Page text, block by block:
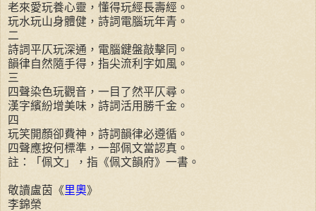
老來愛玩養心靈，懂得玩經長壽經。
玩水玩山身體健，詩詞電腦玩年青。
二
詩詞平仄玩深通，電腦鍵盤敲擊同。
韻律自然隨手得，指尖流利字如風。
三
四聲染色玩觀音，一目了然平仄尋。
漢字繽紛增美味，詩詞活用勝千金。
四
玩笑開顏卻費神，詩詞韻律必遵循。
四聲應按何標準，一部佩文當認真。
註：「佩文」，指《佩文韻府》一書。
敬讀盧茵《里奧》
李錦榮